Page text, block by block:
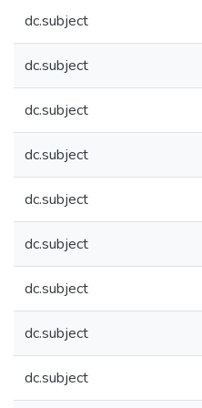
dc.subject
dc.subject
dc.subject
dc.subject
dc.subject
dc.subject
dc.subject
dc.subject
dc.subject